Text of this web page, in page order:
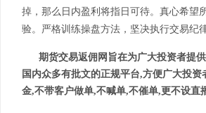
掉，那么日内盈利将指日可待。真心希望
验。严格训练操盘方法，坚决执行交易纪
期货交易返佣网旨在为广大投资者提
国内众多有批文的正规平台,方便广大投资
金,不带客户做单,不喊单,不催单,更不设直